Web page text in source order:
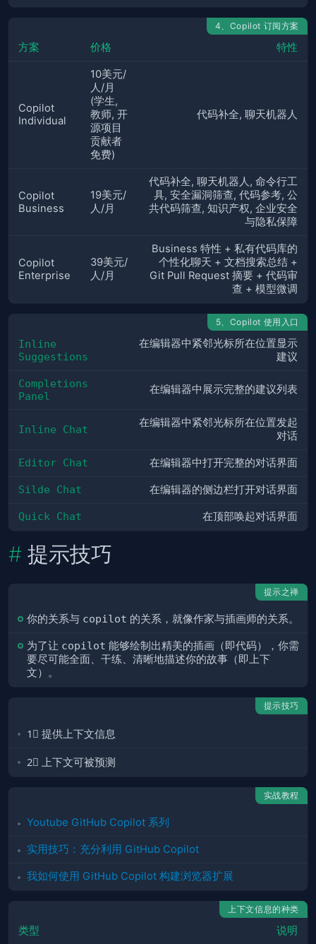
4、Copilot 订阅方案
方案 价格 特性
Copilot
Individual
10美元/
人/月
(学生,
教师, 开
源项目
贡献者
免费)
代码补全, 聊天机器人
Copilot
Business
19美元/
人/月
代码补全, 聊天机器人, 命令行工
具, 安全漏洞筛查, 代码参考, 公
共代码筛查, 知识产权, 企业安全
与隐私保障
Copilot
Enterprise
39美元/
人/月
Business 特性 + 私有代码库的
个性化聊天 + 文档搜索总结 +
Git Pull Request 摘要 + 代码审
查 + 模型微调
5、Copilot 使用入口
Inline
Suggestions
在编辑器中紧邻光标所在位置显示
建议
Completions
Panel
在编辑器中展示完整的建议列表
Inline Chat
在编辑器中紧邻光标所在位置发起
对话
Editor Chat 在编辑器中打开完整的对话界面
Silde Chat 在编辑器的侧边栏打开对话界面
Quick Chat 在顶部唤起对话界面
提示技巧
提示之禅
你的关系与 copilot 的关系，就像作家与插画师的关系。
为了让 copilot 能够绘制出精美的插画（即代码），你需
要尽可能全面、干练、清晰地描述你的故事（即上下
文）。
提示技巧
1⃣️ 提供上下文信息
2⃣️ 上下文可被预测
实战教程
Youtube GitHub Copilot 系列
实用技巧：充分利用 GitHub Copilot
我如何使用 GitHub Copilot 构建浏览器扩展
上下文信息的种类
类型 说明